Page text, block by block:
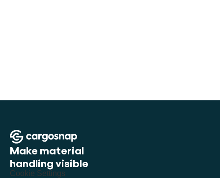
Make material
handling visible
Cookie Settings